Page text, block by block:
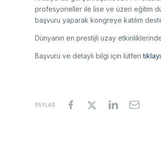
profesyoneller ile lise ve üzeri eğitim
başvuru yaparak kongreye katılım
Dünyanın en prestijli uzay
Başvuru ve detaylı bilgi için lütfen
PAYLAŞ